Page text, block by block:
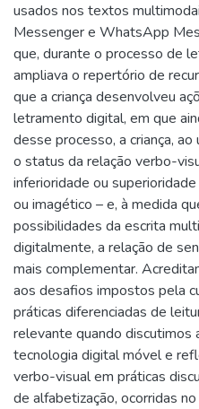
usados nos textos
Messenger e WhatsApp
que, durante o processo de
ampliava o repertório de
que a criança desenvolveu
letramento digital, em que
desse processo, a criança,
o status da relação verbo-
inferioridade ou
ou imagético – e, à medida
possibilidades da escrita
digitalmente, a relação de
mais complementar.
aos desafios impostos pela
práticas diferenciadas de
relevante quando discutimos
tecnologia digital móvel e
verbo-visual em práticas
de alfabetização, ocorridas